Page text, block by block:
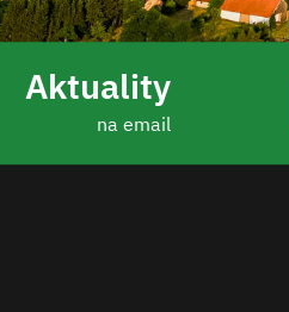
Aktuality
na email